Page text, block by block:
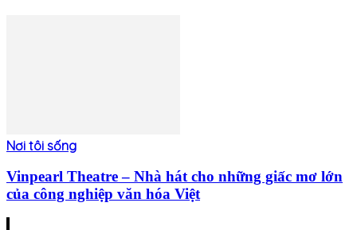
Nơi tôi sống
Vinpearl Theatre – Nhà hát cho những giấc mơ lớn
của công nghiệp văn hóa Việt